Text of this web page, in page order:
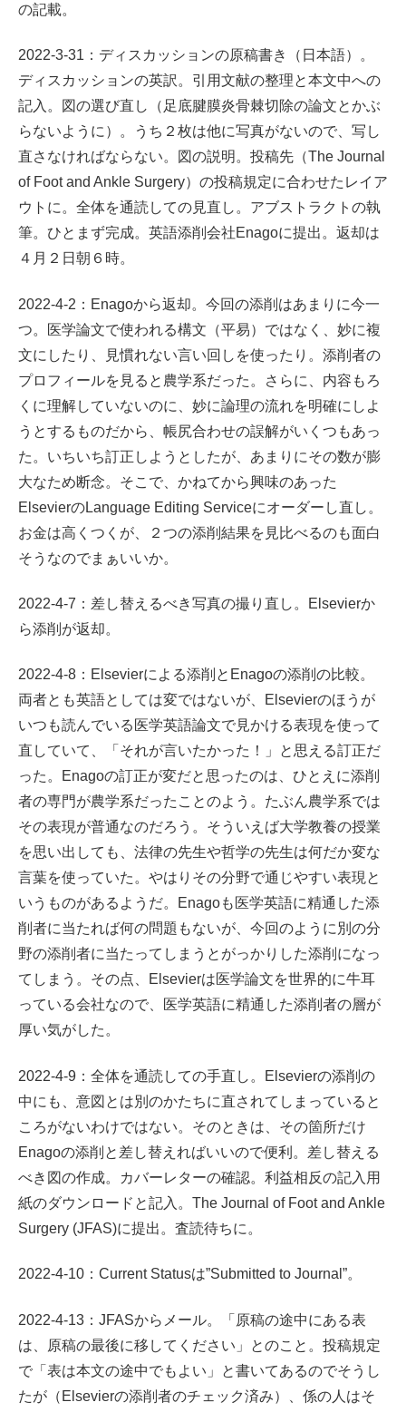
の記載。
2022-3-31：ディスカッションの原稿書き（日本語）。
ディスカッションの英訳。引用文献の整理と本文中への
記入。図の選び直し（足底腱膜炎骨棘切除の論文とかぶ
らないように）。うち２枚は他に写真がないので、写し
直さなければならない。図の説明。投稿先（The Journal
of Foot and Ankle Surgery）の投稿規定に合わせたレイア
ウトに。全体を通読しての見直し。アブストラクトの執
筆。ひとまず完成。英語添削会社Enagoに提出。返却は
４月２日朝６時。
2022-4-2：Enagoから返却。今回の添削はあまりに今一
つ。医学論文で使われる構文（平易）ではなく、妙に複
文にしたり、見慣れない言い回しを使ったり。添削者の
プロフィールを見ると農学系だった。さらに、内容もろ
くに理解していないのに、妙に論理の流れを明確にしよ
うとするものだから、帳尻合わせの誤解がいくつもあっ
た。いちいち訂正しようとしたが、あまりにその数が膨
大なため断念。そこで、かねてから興味のあった
ElsevierのLanguage Editing Serviceにオーダーし直し。
お金は高くつくが、２つの添削結果を見比べるのも面白
そうなのでまぁいいか。
2022-4-7：差し替えるべき写真の撮り直し。Elsevierか
ら添削が返却。
2022-4-8：Elsevierによる添削とEnagoの添削の比較。
両者とも英語としては変ではないが、Elsevierのほうが
いつも読んでいる医学英語論文で見かける表現を使って
直していて、「それが言いたかった！」と思える訂正だ
った。Enagoの訂正が変だと思ったのは、ひとえに添削
者の専門が農学系だったことのよう。たぶん農学系では
その表現が普通なのだろう。そういえば大学教養の授業
を思い出しても、法律の先生や哲学の先生は何だか変な
言葉を使っていた。やはりその分野で通じやすい表現と
いうものがあるようだ。Enagoも医学英語に精通した添
削者に当たれば何の問題もないが、今回のように別の分
野の添削者に当たってしまうとがっかりした添削になっ
てしまう。その点、Elsevierは医学論文を世界的に牛耳
っている会社なので、医学英語に精通した添削者の層が
厚い気がした。
2022-4-9：全体を通読しての手直し。Elsevierの添削の
中にも、意図とは別のかたちに直されてしまっていると
ころがないわけではない。そのときは、その箇所だけ
Enagoの添削と差し替えればいいので便利。差し替える
べき図の作成。カバーレターの確認。利益相反の記入用
紙のダウンロードと記入。The Journal of Foot and Ankle
Surgery (JFAS)に提出。査読待ちに。
2022-4-10：Current Statusは”Submitted to Journal”。
2022-4-13：JFASからメール。「原稿の途中にある表
は、原稿の最後に移してください」とのこと。投稿規定
で「表は本文の途中でもよい」と書いてあるのでそうし
たが（Elsevierの添削者のチェック済み）、係の人はそ